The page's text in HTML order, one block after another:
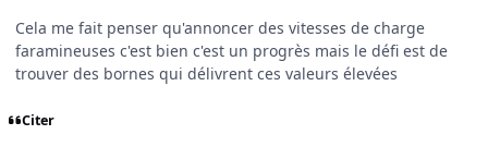
Cela me fait penser qu'annoncer des vitesses de charge
faramineuses c'est bien c'est un progrès mais le défi est de
trouver des bornes qui délivrent ces valeurs élevées
Citer